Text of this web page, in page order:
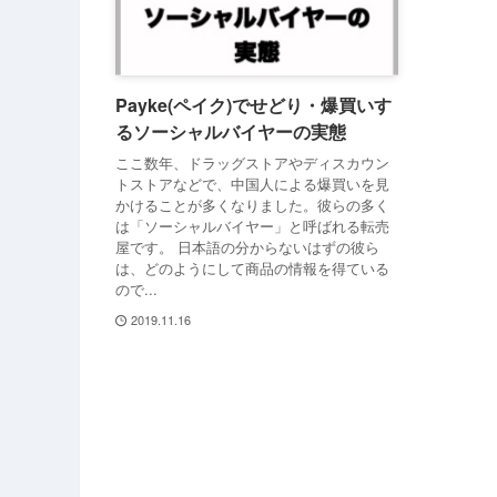
Payke(ペイク)でせどり・爆買いす
るソーシャルバイヤーの実態
ここ数年、ドラッグストアやディスカウン
トストアなどで、中国人による爆買いを見
かけることが多くなりました。彼らの多く
は「ソーシャルバイヤー」と呼ばれる転売
屋です。 日本語の分からないはずの彼ら
は、どのようにして商品の情報を得ている
ので...
2019.11.16